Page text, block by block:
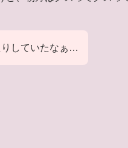
りしていたなぁ…